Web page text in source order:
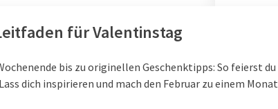
für Valentinstag
bis zu originellen Geschenktipps: So feierst du
dich inspirieren und mach den Februar zu einem Monat